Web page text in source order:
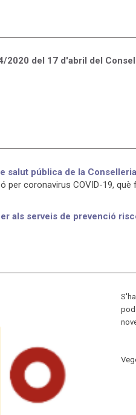
2020 del 17 d'abril del
pública de la
coronavirus COVID-19,
als serveis de prevenció
S'ha